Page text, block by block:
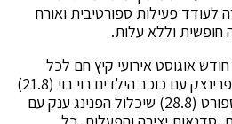
לעודד פעילות ספורטיבית ואורח
חופשית וללא עלות.
אוגוסט אירועי קיץ חם לכל
המשפחה במתחם ביה"ס שפרינצק עם כוכב הילדים רוי בוי (21.8)
ואירוע סוף הקיץ בפארק הספורט (28.8) שיכלול הפנינג ענק עם